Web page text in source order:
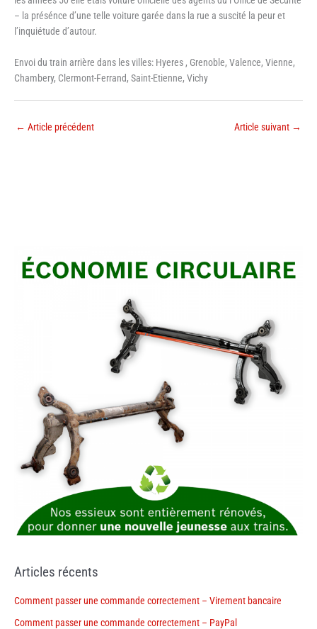
– la présénce d’une telle voiture garée dans la rue a suscité la peur et
l’inquiétude d’autour.
Envoi du train arrière dans les villes: Hyeres , Grenoble, Valence, Vienne,
Chambery, Clermont-Ferrand, Saint-Etienne, Vichy
← Article précédent Article suivant →
Articles récents
Comment passer une commande correctement – Virement bancaire
Comment passer une commande correctement – PayPal